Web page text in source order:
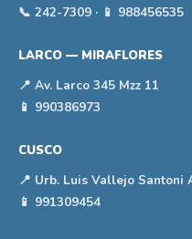
📞 242-7309 · 📱 988456535
LARCO — MIRAFLORES
📍 Av. Larco 345 Mzz 11
📱 990386973
CUSCO
📍 Urb. Luis Vallejo Santoni
📱 991309454